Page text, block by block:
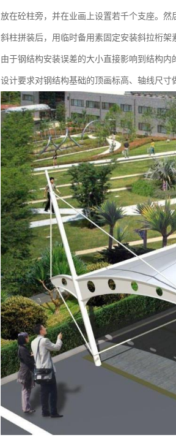
放在砼柱旁，并在业画上设置若千个支座。然
斜柱拼装后，用临时备用素固定安装斜拉桁架
由于钢结构安装误差的大小直接影响到结构
设计要求对钢结构基础的顶画标高、轴线尺寸